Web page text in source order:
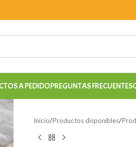
A PEDIDOPREGUNTAS FRECUENTES
Inicio/Productos disponibles/